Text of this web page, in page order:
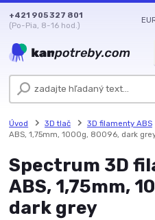
+421 905 327 801
(Po-Pia, 8-16 hod.)
Úvod 3D tlač 3D filamenty ABS
ABS, 1,75mm, 1000g, 80096, dark
Spectrum 3D
ABS, 1,75mm,
dark grey